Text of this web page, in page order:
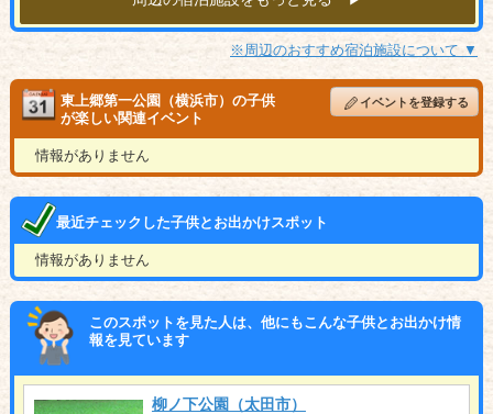
※周辺のおすすめ宿泊施設について ▼
東上郷第一公園（横浜市）の子供
が楽しい関連イベント
イベントを登録する
情報がありません
最近チェックした子供とお出かけスポット
情報がありません
このスポットを見た人は、他にもこんな子供とお出かけ情
報を見ています
柳ノ下公園（太田市）